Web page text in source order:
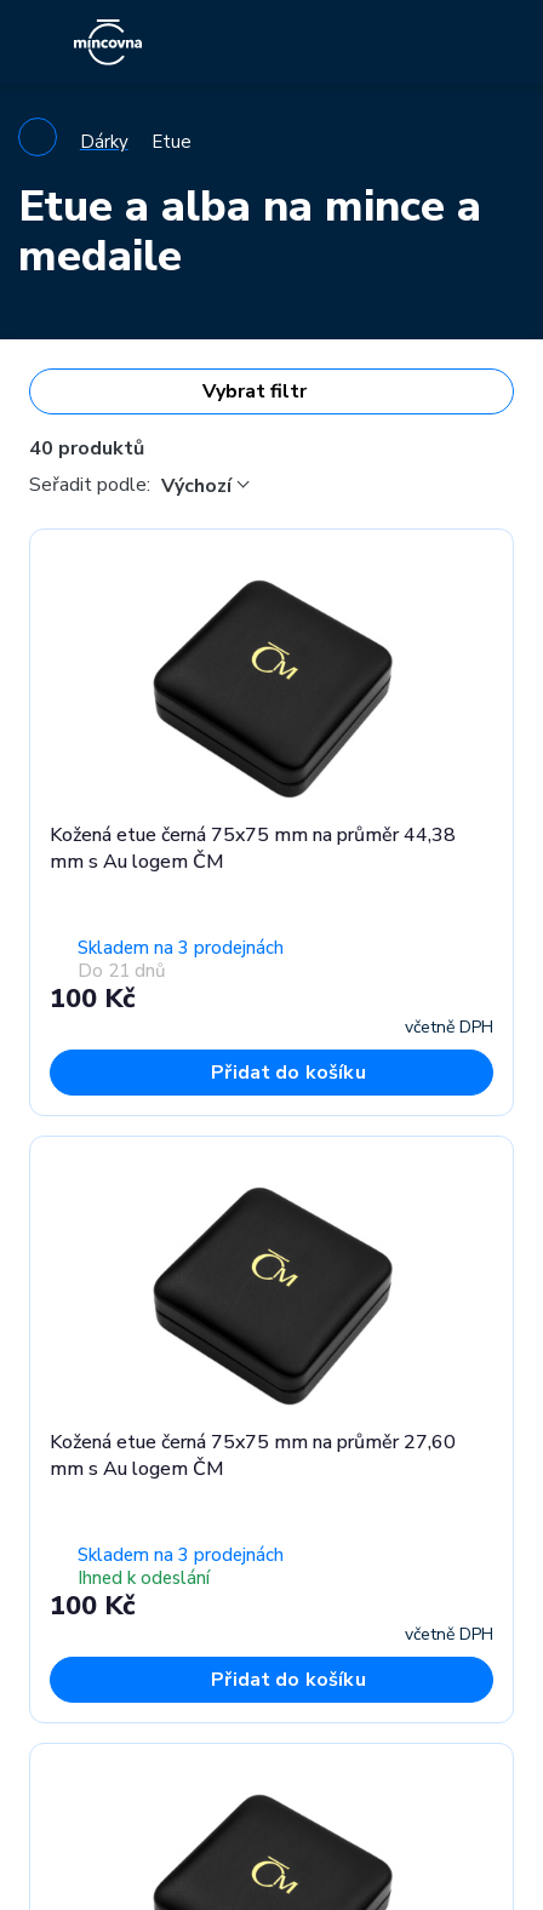
Dárky Etue
Etue a alba na mince a
medaile
Vybrat filtr
40 produktů
Seřadit podle: Výchozí
Kožená etue černá 75x75 mm na průměr 44,38
mm s Au logem ČM
Skladem na 3 prodejnách
Do 21 dnů
100 Kč
včetně DPH
Přidat do košíku
Kožená etue černá 75x75 mm na průměr 27,60
mm s Au logem ČM
Skladem na 3 prodejnách
Ihned k odeslání
100 Kč
včetně DPH
Přidat do košíku